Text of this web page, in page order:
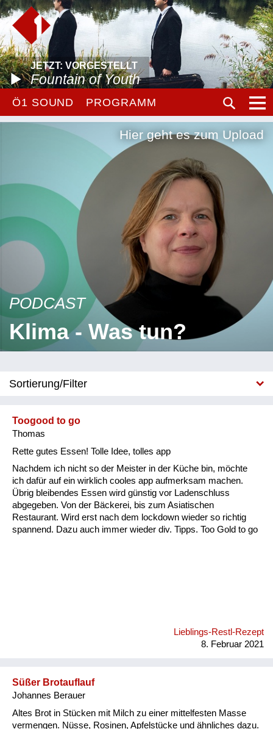
JETZT: VORGESTELLT
Fountain of Youth
Ö1 SOUND PROGRAMM
PODCAST
Klima - Was tun?
Hier geht es zum Upload
Sortierung/Filter
Neu
Kategorie
Lieblings-Restl-Rezept
Tipps zur Müllvermeidung
CO2-Bilanz
Toogood to go
Thomas
Rette gutes Essen! Tolle Idee, tolles app
Nachdem ich nicht so der Meister in der Küche bin, möchte
ich dafür auf ein wirklich cooles app aufmerksam machen.
Übrig bleibendes Essen wird günstig vor Ladenschluss
abgegeben. Von der Bäckerei, bis zum Asiatischen
Restaurant. Wird erst nach dem lockdown wieder so richtig
spannend. Dazu auch immer wieder div. Tipps. Too Gold to go
Lieblings-Restl-Rezept
8. Februar 2021
Süßer Brotauflauf
Johannes Berauer
Altes Brot in Stücken mit Milch zu einer mittelfesten Masse
vermengen. Nüsse, Rosinen, Apfelstücke und ähnliches dazu.